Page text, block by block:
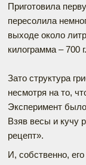
Приготовила
пересолила
выходе около
килограмма – 700 г.
Зато структура
несмотря на то,
Эксперимент
Взяв весы и кучу
рецепт».
И, собственно,